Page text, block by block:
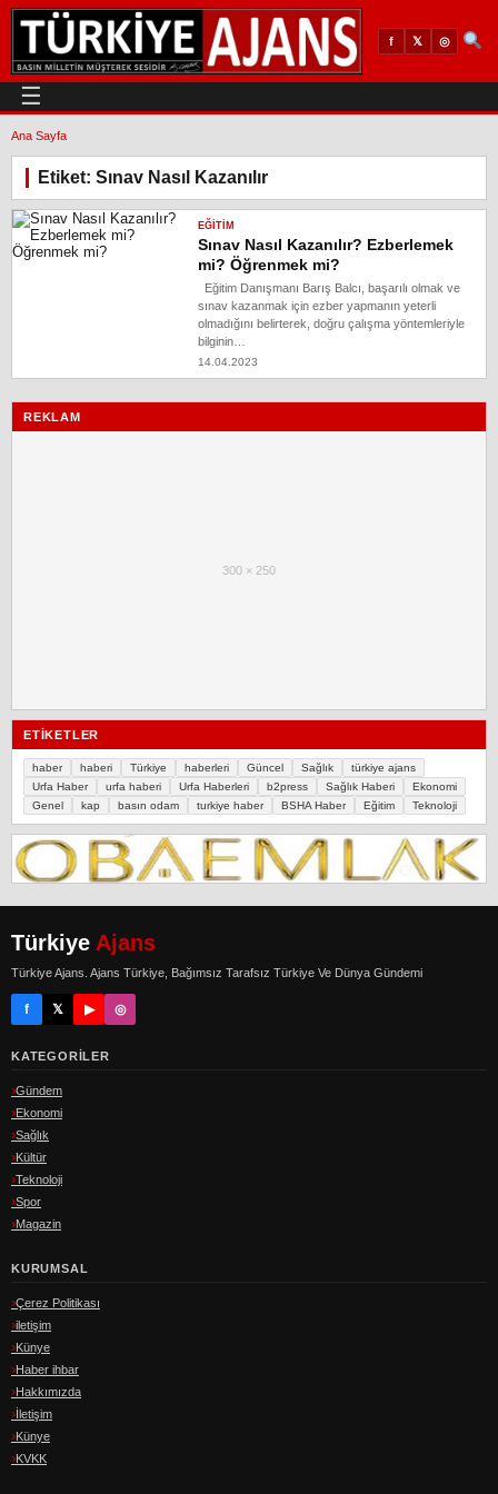
f 𝕏 ◎
☰
Ana Sayfa
Etiket: Sınav Nasıl Kazanılır
EĞITIM
Sınav Nasıl Kazanılır? Ezberlemek
mi? Öğrenmek mi?
Eğitim Danışmanı Barış Balcı, başarılı olmak ve
sınav kazanmak için ezber yapmanın yeterli
olmadığını belirterek, doğru çalışma yöntemleriyle
bilginin…
14.04.2023
REKLAM
300 × 250
ETIKETLER
haber haberi Türkiye haberleri Güncel Sağlık
türkiye ajans
Urfa Haber
urfa haberi Urfa Haberleri b2press Sağlık Haberi
Ekonomi
Genel
kap basın odam turkiye haber BSHA Haber Eğitim Teknoloji
Türkiye Ajans
Türkiye Ajans. Ajans Türkiye, Bağımsız Tarafsız Türkiye Ve Dünya Gündemi
f 𝕏 ▶ ◎
KATEGORILER
Gündem
Ekonomi
Sağlık
Kültür
Teknoloji
Spor
Magazin
KURUMSAL
Çerez Politikası
iletişim
Künye
Haber ihbar
Hakkımızda
İletişim
Künye
KVKK